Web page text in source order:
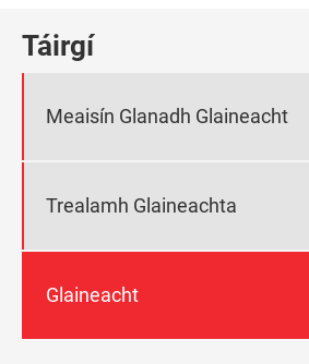
Táirgí
Meaisín Glanadh Glaineacht
Trealamh Glaineachta
Glaineacht